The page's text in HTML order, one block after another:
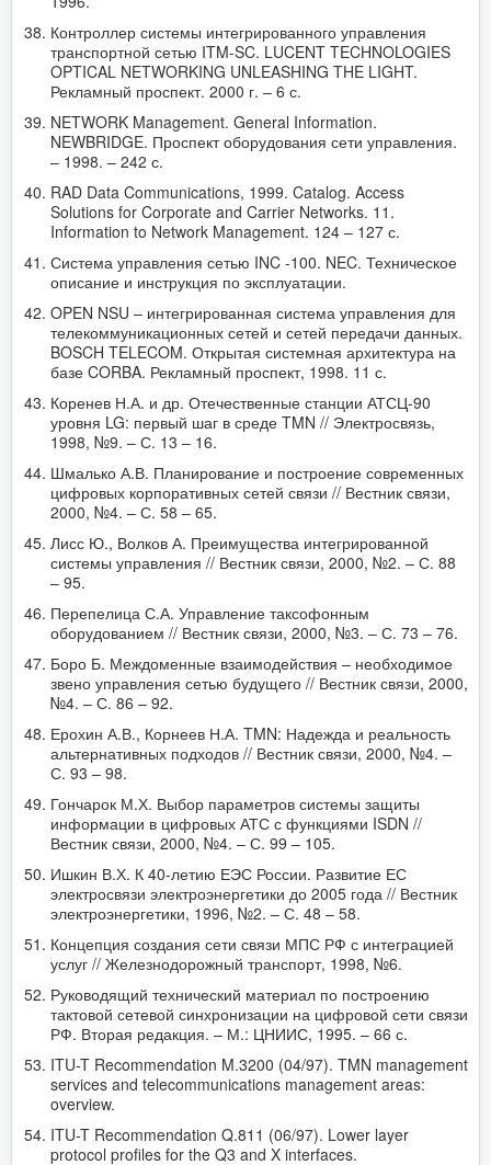
Контроллер системы интегрированного управления
транспортной сетью ITM-SC. LUCENT TECHNOLOGIES
OPTICAL NETWORKING UNLEASHING THE LIGHT.
Рекламный проспект. 2000 г. – 6 с.
NETWORK Management. General Information.
NEWBRIDGE. Проспект оборудования сети управления.
– 1998. – 242 с.
RAD Data Communications, 1999. Catalog. Access
Solutions for Corporate and Carrier Networks. 11.
Information to Network Management. 124 – 127 с.
Система управления сетью INC -100. NEC. Техническое
описание и инструкция по эксплуатации.
OPEN NSU – интегрированная система управления для
телекоммуникационных сетей и сетей передачи данных.
BOSCH TELECOM. Открытая системная архитектура на
базе CORBA. Рекламный проспект, 1998. 11 с.
Коренев Н.А. и др. Отечественные станции АТСЦ-90
уровня LG: первый шаг в среде TMN // Электросвязь,
1998, №9. – С. 13 – 16.
Шмалько А.В. Планирование и построение современных
цифровых корпоративных сетей связи // Вестник связи,
2000, №4. – С. 58 – 65.
Лисс Ю., Волков А. Преимущества интегрированной
системы управления // Вестник связи, 2000, №2. – С. 88
– 95.
Перепелица С.А. Управление таксофонным
оборудованием // Вестник связи, 2000, №3. – С. 73 – 76.
Боро Б. Междоменные взаимодействия – необходимое
звено управления сетью будущего // Вестник связи, 2000,
№4. – С. 86 – 92.
Ерохин А.В., Корнеев Н.А. TMN: Надежда и реальность
альтернативных подходов // Вестник связи, 2000, №4. –
С. 93 – 98.
Гончарок М.Х. Выбор параметров системы защиты
информации в цифровых АТС с функциями ISDN //
Вестник связи, 2000, №4. – С. 99 – 105.
Ишкин В.Х. К 40-летию ЕЭС России. Развитие ЕС
электросвязи электроэнергетики до 2005 года // Вестник
электроэнергетики, 1996, №2. – С. 48 – 58.
Концепция создания сети связи МПС РФ с интеграцией
услуг // Железнодорожный транспорт, 1998, №6.
Руководящий технический материал по построению
тактовой сетевой синхронизации на цифровой сети связи
РФ. Вторая редакция. – М.: ЦНИИС, 1995. – 66 с.
ITU-T Recommendation M.3200 (04/97). TMN management
services and telecommunications management areas:
overview.
ITU-T Recommendation Q.811 (06/97). Lower layer
protocol profiles for the Q3 and X interfaces.